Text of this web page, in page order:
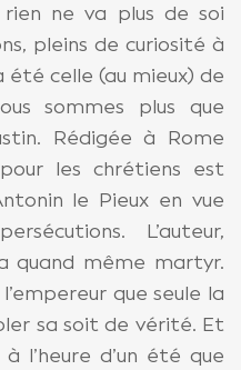
rien ne va plus de soi
pleins de curiosité à
été celle (au mieux) de
sommes plus que
Rédigée à Rome
les chrétiens est
le Pieux en vue
L’auteur,
quand même martyr.
que seule la
sa soit de vérité. Et
l’heure d’un été que